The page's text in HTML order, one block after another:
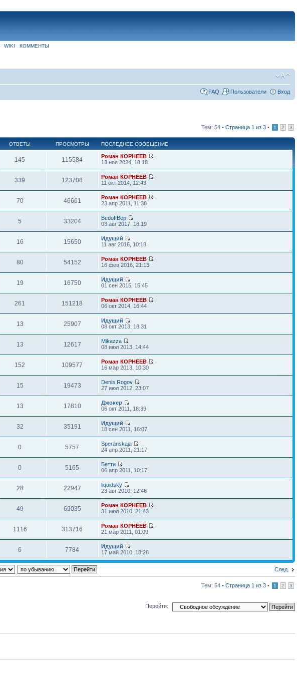
WIKI КОММЕНТЫ
FAQ Пользователи Вход
Тем: 54 • Страница 1 из 3 • 1 2 3
ОТВЕТЫ ПРОСМОТРЫ ПОСЛЕДНЕЕ СООБЩЕНИЕ
145 115584
Роман КОРНЕЕВ
13 ноя 2024, 18:18
339 123708
Роман КОРНЕЕВ
11 окт 2014, 12:43
70 46661
Роман КОРНЕЕВ
23 апр 2011, 11:38
5 33204
BedoffBep
03 авг 2017, 18:19
16 15650
Идущий
11 авг 2016, 10:18
80 54152
Роман КОРНЕЕВ
16 фев 2016, 21:13
19 16750
Идущий
01 сен 2015, 15:45
261 151218
Роман КОРНЕЕВ
06 окт 2014, 16:44
13 25907
Идущий
08 окт 2013, 18:31
13 12617
Mikazza
08 июл 2013, 14:44
152 109577
Роман КОРНЕЕВ
16 мар 2013, 10:30
15 19473
Denis Rogov
27 июл 2012, 23:07
13 17810
Джокер
06 окт 2011, 18:39
32 35191
Идущий
18 сен 2011, 16:07
0 5757
Speranskaja
24 апр 2011, 21:17
0 5165
Бетти
06 апр 2011, 10:17
28 22947
liquidsky
23 авг 2010, 12:46
49 69035
Роман КОРНЕЕВ
31 июл 2010, 21:43
1116 313716
Роман КОРНЕЕВ
21 мар 2011, 01:09
6 7784
Идущий
17 май 2010, 18:28
След.
Тем: 54 • Страница 1 из 3 • 1 2 3
Перейти: